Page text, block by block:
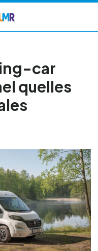
car
quelles